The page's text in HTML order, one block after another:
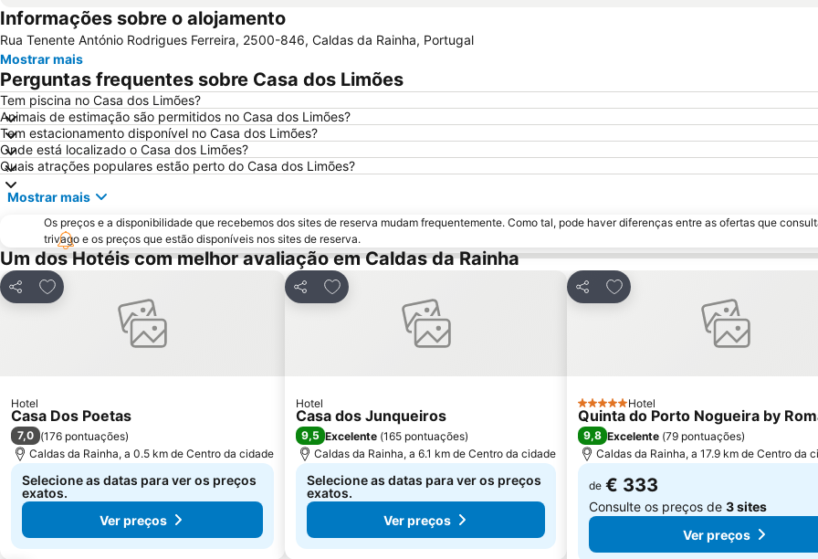
Informações sobre o alojamento
Rua Tenente António Rodrigues Ferreira, 2500-846, Caldas da Rainha, Portugal
Mostrar mais
Perguntas frequentes sobre Casa dos Limões
Tem piscina no Casa dos Limões?
Animais de estimação são permitidos no Casa dos Limões?
Tem estacionamento disponível no Casa dos Limões?
Onde está localizado o Casa dos Limões?
Quais atrações populares estão perto do Casa dos Limões?
Mostrar mais
Os preços e a disponibilidade que recebemos dos sites de reserva mudam frequentemente. Como tal, pode haver diferenças entre as ofertas que
trivago e os preços que estão disponíveis nos sites de reserva.
Um dos Hotéis com melhor avaliação em Caldas da Rainha
Partilhar
Adicionar aos favoritos
Hotel
Casa Dos Poetas
7,0 (176 pontuações)
Caldas da Rainha, a 0.5 km de Centro da cidade
Selecione as datas para ver os preços
exatos.
Ver preços
Partilhar
Adicionar aos favoritos
Hotel
Casa dos Junqueiros
9,5 Excelente (165 pontuações)
Caldas da Rainha, a 6.1 km de Centro da cidade
Selecione as datas para ver os preços
exatos.
Ver preços
Partilhar
Adicionar aos favoritos
5 EstrelasHotel
Quinta do Porto Nogueira by
9,8 Excelente (79 pontuações)
Caldas da Rainha, a 17.9 km de Centro da
de € 333
Consulte os preços de 3 sites
Ver preços